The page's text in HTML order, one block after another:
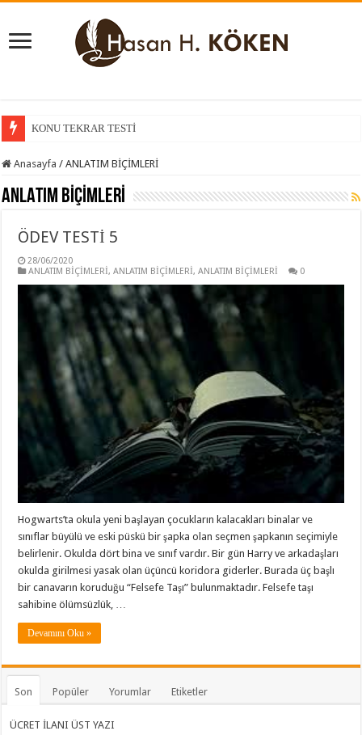
KONU TEKRAR TESTİ
Anasayfa / ANLATIM BİÇİMLERİ
ANLATIM BİÇİMLERİ
ÖDEV TESTİ 5
28/06/2020
ANLATIM BİÇİMLERİ,ANLATIM BİÇİMLERİ,ANLATIM BİÇİMLERİ 0
Hogwarts’ta okula yeni başlayan çocukların kalacakları binalar ve
sınıflar büyülü ve eski püskü bir şapka olan seçmen şapkanın seçimiyle
belirlenir. Okulda dört bina ve sınıf vardır. Bir gün Harry ve arkadaşları
okulda girilmesi yasak olan üçüncü koridora giderler. Burada üç başlı
bir canavarın koruduğu “Felsefe Taşı” bulunmaktadır. Felsefe taşı
sahibine ölümsüzlük, …
Devamını Oku »
Son Popüler Yorumlar Etiketler
ÜCRET İLANI ÜST YAZI